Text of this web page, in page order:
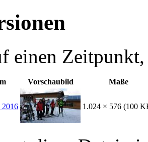
einen Zeitpunkt,
Vorschaubild Maße
2016 1.024 × 576 (100